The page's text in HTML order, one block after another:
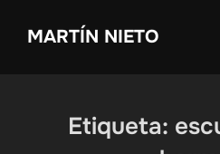
MARTÍN NIETO
Etiqueta: